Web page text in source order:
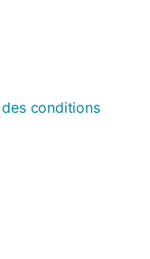
conditions